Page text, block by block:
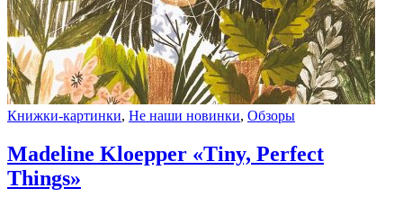
Книжки-картинки, Не наши новинки, Обзоры
Madeline Kloepper «Tiny, Perfect
Things»